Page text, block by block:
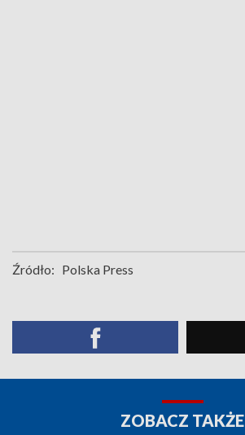
Źródło: Polska Press
ZOBACZ TAKŻE